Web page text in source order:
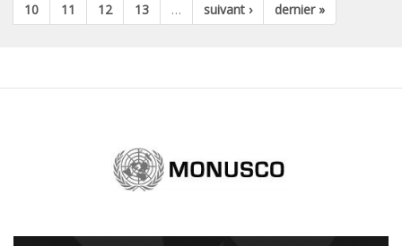
10
11 12 13 … suivant › dernier »